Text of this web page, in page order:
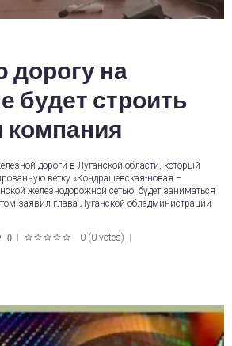
на
будет строить
компания
дороги в Луганской области, который
ветку «Кондрашевская-новая –
железнодорожной сетью, будет заниматься
заявил глава Луганской обладминистрации
0 0 (0 votes)